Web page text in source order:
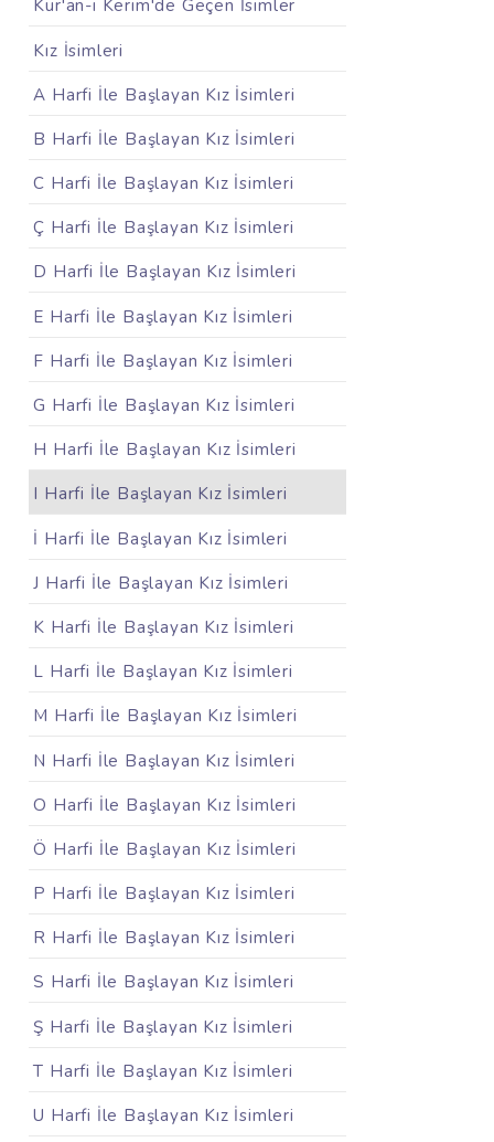
Kur'an-ı Kerim'de Geçen İsimler
Kız İsimleri
A Harfi İle Başlayan Kız İsimleri
B Harfi İle Başlayan Kız İsimleri
C Harfi İle Başlayan Kız İsimleri
Ç Harfi İle Başlayan Kız İsimleri
D Harfi İle Başlayan Kız İsimleri
E Harfi İle Başlayan Kız İsimleri
F Harfi İle Başlayan Kız İsimleri
G Harfi İle Başlayan Kız İsimleri
H Harfi İle Başlayan Kız İsimleri
I Harfi İle Başlayan Kız İsimleri
İ Harfi İle Başlayan Kız İsimleri
J Harfi İle Başlayan Kız İsimleri
K Harfi İle Başlayan Kız İsimleri
L Harfi İle Başlayan Kız İsimleri
M Harfi İle Başlayan Kız İsimleri
N Harfi İle Başlayan Kız İsimleri
O Harfi İle Başlayan Kız İsimleri
Ö Harfi İle Başlayan Kız İsimleri
P Harfi İle Başlayan Kız İsimleri
R Harfi İle Başlayan Kız İsimleri
S Harfi İle Başlayan Kız İsimleri
Ş Harfi İle Başlayan Kız İsimleri
T Harfi İle Başlayan Kız İsimleri
U Harfi İle Başlayan Kız İsimleri